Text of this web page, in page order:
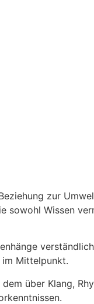
zur
Wissen
im Mittelpunkt.
über Klang,